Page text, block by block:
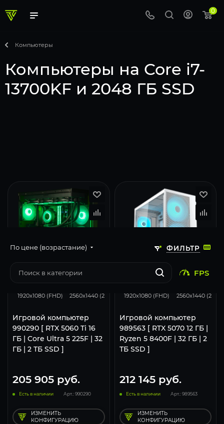
0
Компьютеры
Компьютеры на Core i7-
13700KF и 2048 ГБ SSD
ФИЛЬТР
По цене (возрастание)
FPS
1920x1080 (FHD) 2560x1440 (2K) 3840x2160 (4K)
Игровой компьютер
990290 [ RTX 5060 Ti 16
ГБ | Core Ultra 5 225F | 32
ГБ | 2 ТБ SSD ]
205 905 руб.
Есть в наличии Арт.: 990290
ИЗМЕНИТЬ
КОНФИГУРАЦИЮ
1920x1080 (FHD) 2560x1440 (2K)
Игровой компьютер
989563 [ RTX 5070 12 ГБ |
Ryzen 5 8400F | 32 ГБ | 2
ТБ SSD ]
212 145руб.
Есть в наличии Арт.: 989563
ИЗМЕНИТЬ
КОНФИГУРАЦИЮ